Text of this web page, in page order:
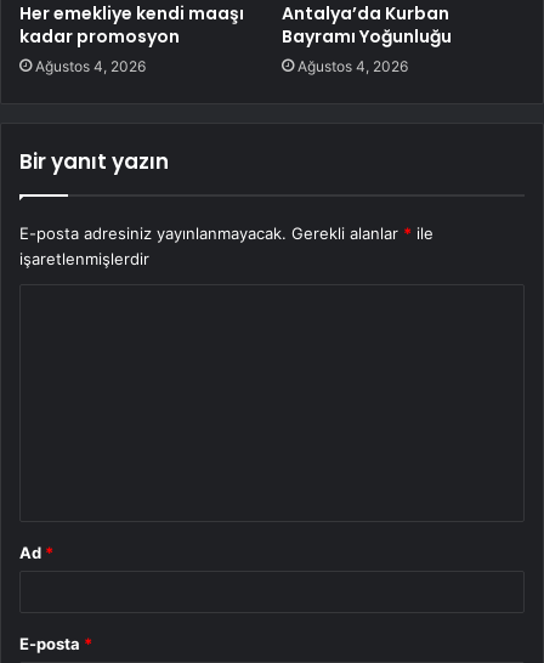
Her emekliye kendi maaşı
kadar promosyon
Ağustos 4, 2026
Antalya’da Kurban
Bayramı Yoğunluğu
Ağustos 4, 2026
Bir yanıt yazın
E-posta adresiniz yayınlanmayacak. Gerekli alanlar * ile
işaretlenmişlerdir
Ad *
E-posta *